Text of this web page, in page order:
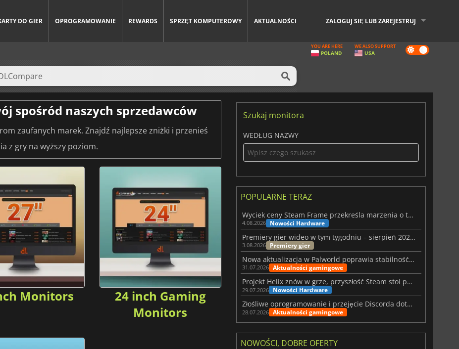
DO GIER OPROGRAMOWANIE REWARDS SPRZĘT KOMPUTEROWY AKTUALNOŚCI ZALOGUJ SIĘ LUB ZAREJESTRUJ
Dark
mode
YOU ARE HERE
POLAND
WE ALSO SUPPORT
USA
spośród naszych sprzedawców
zaufanych marek. Znajdź najlepsze zniżki i przenieś
z gry na wyższy poziom.
Monitors
24 inch Gaming
Monitors
Szukaj monitora
WEDŁUG NAZWY
POPULARNE TERAZ
Wyciek ceny Steam Frame przekreśla marzenia o tanim zestawie VR
4.08.2026 Nowości Hardware
Premiery gier wideo w tym tygodniu – sierpień 2026 r. (32. tydzień)
3.08.2026 Premiery gier
Nowa aktualizacja w Palworld poprawia stabilność Sunreach i walk z bossami
31.07.2026 Aktualności gamingowe
Projekt Helix znów w grze, przyszłość Steam stoi pod znakiem zapytania
29.07.2026 Nowości Hardware
Złośliwe oprogramowanie i przejęcie Discorda dotknęły Meccha Chameleon
28.07.2026 Aktualności gamingowe
NOWOŚCI, DOBRE OFERTY